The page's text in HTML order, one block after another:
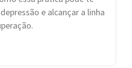
e alcançar a linha